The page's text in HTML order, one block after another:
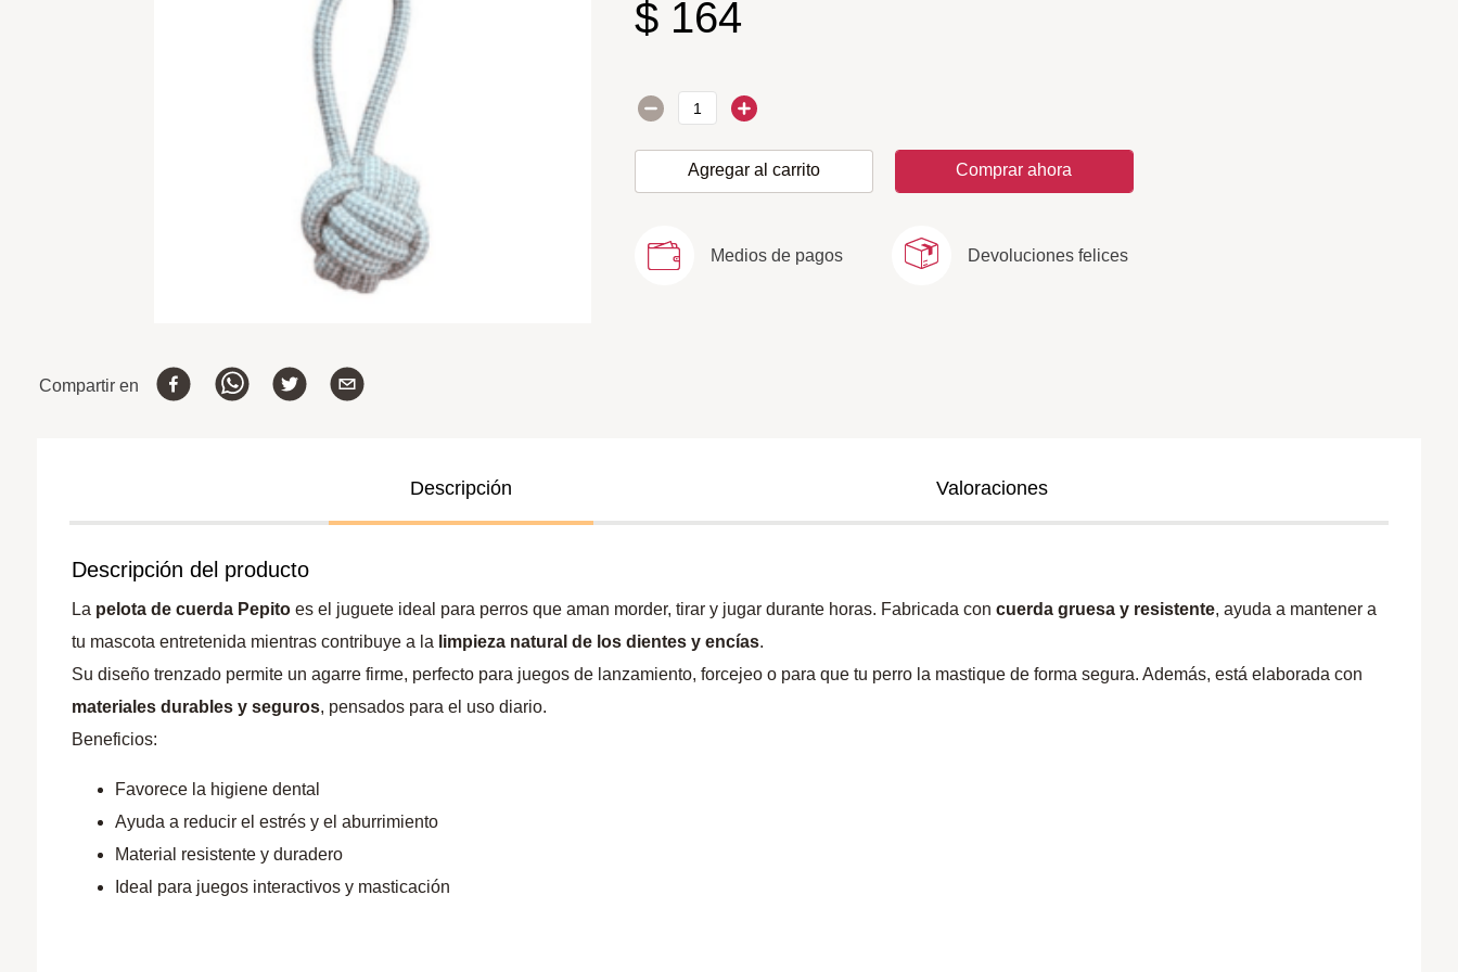
$ 164
Agregar al carrito Comprar ahora
Medios de pagos Devoluciones felices
Compartir en
Descripción Valoraciones
Descripción del producto
La pelota de cuerda Pepito es el juguete ideal para perros que aman morder, tirar y jugar durante horas. Fabricada concuerda gruesa y resistente, ayuda a mantener a
tu mascota entretenida mientras contribuye a la limpieza natural de los dientes y encías.
Su diseño trenzado permite un agarre firme, perfecto para juegos de lanzamiento, forcejeo o para que tu perro la mastique de forma segura. Además, está elaborada con
materiales durables y seguros, pensados para el uso diario.
Beneficios:
Favorece la higiene dental
Ayuda a reducir el estrés y el aburrimiento
Material resistente y duradero
Ideal para juegos interactivos y masticación